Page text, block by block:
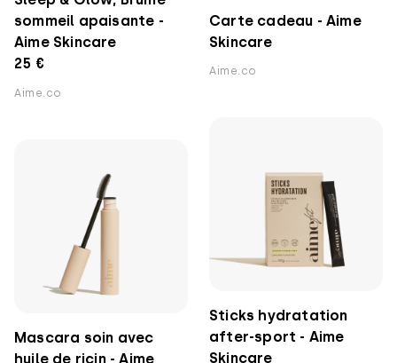
sommeil apaisante -
Aime Skincare
25 €
Aime.co
Carte cadeau - Aime
Skincare
Aime.co
Sticks hydratation
after-sport - Aime
Skincare
Mascara soin avec
huile de ricin - Aime